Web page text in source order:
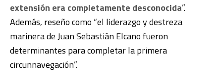
extensión era completamente desconocida”.
Además, reseño como “el liderazgo y destreza
marinera de Juan Sebastián Elcano fueron
determinantes para completar la primera
circunnavegación”.